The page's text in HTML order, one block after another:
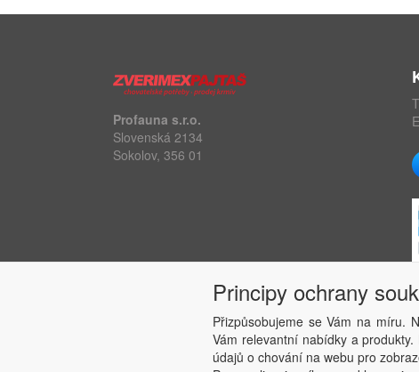
Profauna s.r.o.
Slovenská 2134
Sokolov, 356 01
Principy ochrany
Přizpůsobujeme se Vám na míru.
Vám relevantní nabídky a
údajů o chování na webu pro